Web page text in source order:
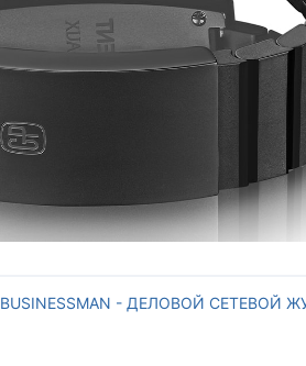
BUSINESSMAN - ДЕЛОВОЙ СЕТЕВОЙ